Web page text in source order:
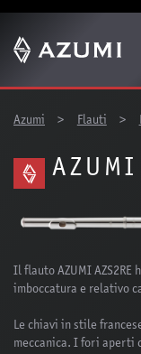
Azumi
Flauti
Il flauto AZUMI
imboccatura e relativo
Le chiavi in stile
meccanica. I fori aperti